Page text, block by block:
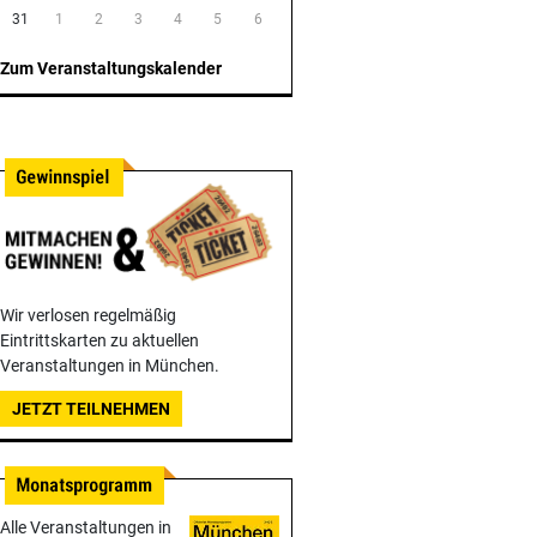
31 1 2 3 4 5 6
Zum Veranstaltungskalender
Wir verlosen regelmäßig
Eintrittskarten zu aktuellen
Veranstaltungen in München.
JETZT TEILNEHMEN
Alle Veranstaltungen in